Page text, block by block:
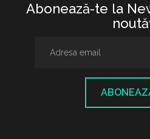
Abonează-te la